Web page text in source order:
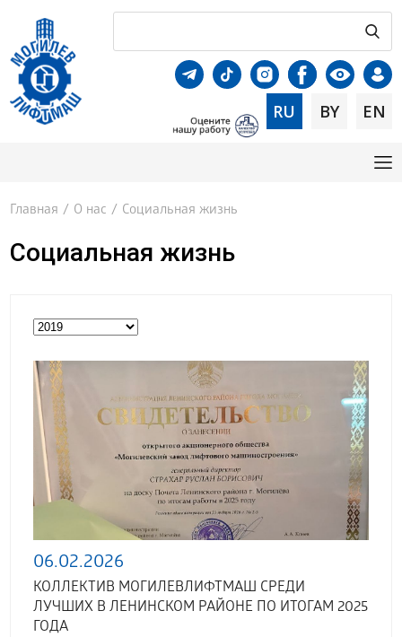
RU BY EN
Главная / О нас / Социальная жизнь
Социальная жизнь
06.02.2026
КОЛЛЕКТИВ МОГИЛЕВЛИФТМАШ СРЕДИ
ЛУЧШИХ В ЛЕНИНСКОМ РАЙОНЕ ПО ИТОГАМ 2025
ГОДА